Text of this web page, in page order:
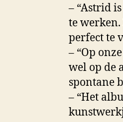
– “Astrid
te werken.
perfect te
– “Op
wel op de
spontane
– “Het